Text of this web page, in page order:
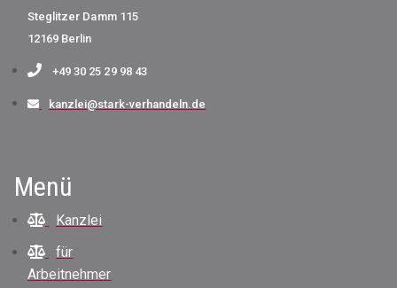
Steglitzer Damm 115
12169 Berlin
+49 30 25 29 98 43
kanzlei@stark-verhandeln.de
Menü
Kanzlei
für
Arbeitnehmer